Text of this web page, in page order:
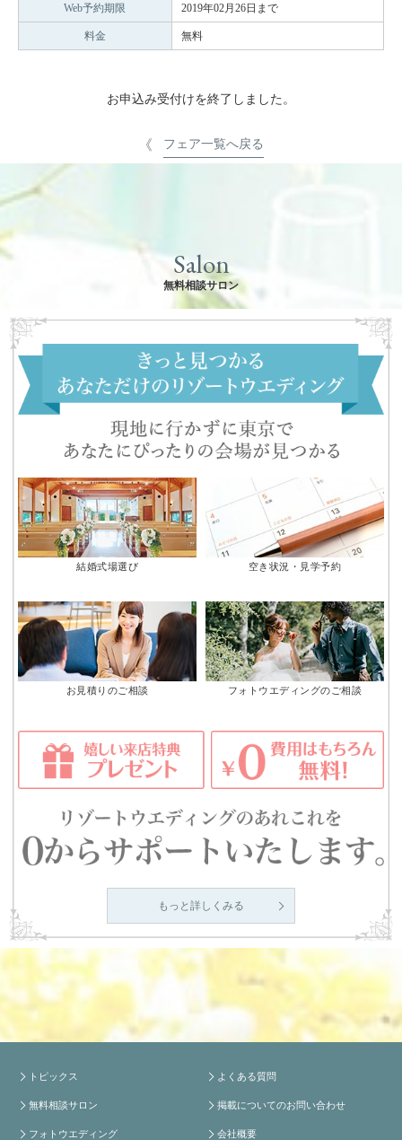
Web予約期限 2019年02月26日まで
料金 無料
お申込み受付けを終了しました。
フェア一覧へ戻る
Salon
無料相談サロン
結婚式場選び 空き状況・見学予約
お見積りのご相談 フォトウエディングのご相談
もっと詳しくみる
トピックス
無料相談サロン
フォトウエディング
よくある質問
掲載についてのお問い合わせ
会社概要